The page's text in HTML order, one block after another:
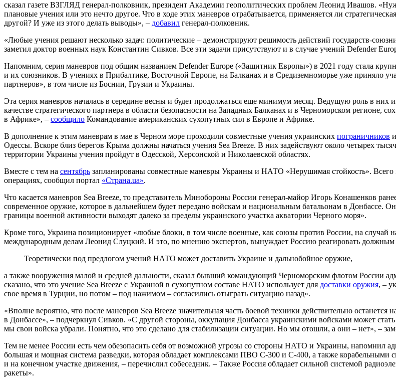
сказал газете ВЗГЛЯД генерал-полковник, президент Академии геополитических проблем Леонид Ивашов.
плановые учения или это нечто другое. Что в ходе этих маневров отрабатывается, применяется ли
другой? И уже из этого делать выводы», – добавил генерал-полковник.
«Любые учения решают несколько задач: политические – демонстрируют решимость действий государств-
заметил доктор военных наук Константин Сивков. Все эти задачи присутствуют и в случае учений Defender
Напомним, серия маневров под общим названием Defender Europe («Защитник Европы») в 2021 году стала
и их союзников. В учениях в Прибалтике, Восточной Европе, на Балканах и в Средиземноморье уже приняло
партнеров», в том числе из Боснии, Грузии и Украины.
Эта серия маневров началась в середине весны и будет продолжаться еще минимум месяц. Ведущую роль в
качестве стратегического партнера в области безопасности на Западных Балканах и в Черноморском
в Африке», – сообщило Командование американских сухопутных сил в Европе и Африке.
В дополнение к этим маневрам в мае в Черном море проходили совместные учения украинских пограничников
Одессы. Вскоре близ берегов Крыма должны начаться учения Sea Breeze. В них задействуют около четырех
территории Украины учения пройдут в Одесской, Херсонской и Николаевской областях.
Вместе с тем на сентябрь запланированы совместные маневры Украины и НАТО «Нерушимая стойкость».
операциях, сообщил портал «Страна.ua».
Что касается маневров Sea Breeze, то представитель Минобороны России генерал-майор Игорь Конашенков
современное оружие, которое в дальнейшем будет передано войскам и национальным батальонам в Донбассе.
границы военной активности выходят далеко за пределы украинского участка акватории Черного моря».
Кроме того, Украина позиционирует «любые блоки, в том числе военные, как союзы против России, на случай
международным делам Леонид Слуцкий. И это, по мнению экспертов, вынуждает Россию реагировать
Теоретически под предлогом учений НАТО может доставить Украине и дальнобойное оружие,
а также вооружения малой и средней дальности, сказал бывший командующий Черноморским флотом России
сказано, что это учение Sea Breeze с Украиной в сухопутном составе НАТО использует для доставки оружия, ­–
свое время в Турции, но потом – под нажимом – согласились отыграть ситуацию назад».
«Вполне вероятно, что после маневров Sea Breeze значительная часть боевой техники действительно
в Донбассе», – подчеркнул Сивков. «С другой стороны, оккупация Донбасса украинскими войсками может
мы свои войска убрали. Понятно, что это сделано для стабилизации ситуации. Но мы отошли, а они – нет», –
Тем не менее России есть чем обезопасить себя от возможной угрозы со стороны НАТО и Украины, напомнил
большая и мощная система разведки, которая обладает комплексами ПВО С-300 и С-400, а также корабельными
и на конечном участке движения, – перечислил собеседник. – Также Россия обладает сильной системой
ракеты».